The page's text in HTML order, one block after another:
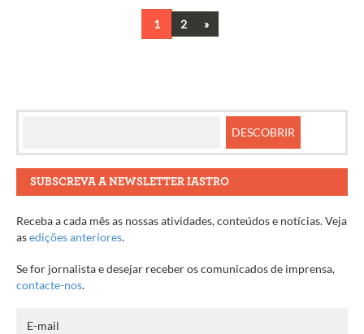
Navegação
artigos
1 2 Next
»
SUBSCREVA A NEWSLETTER IASTRO
Receba a cada mês as nossas atividades, conteúdos e notícias. Veja
asedições anteriores.
Se for jornalista e desejar receber os comunicados de imprensa,
contacte-nos.
E-mail